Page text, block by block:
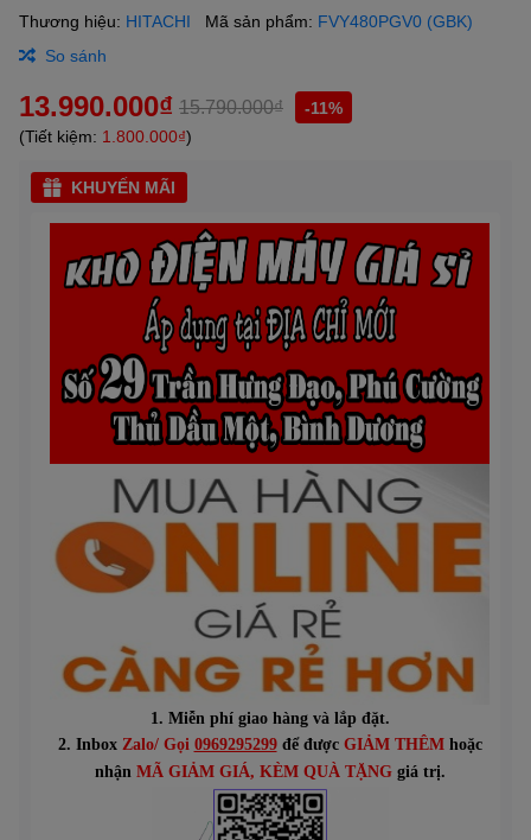
Thương hiệu: HITACHI Mã sản phẩm: FVY480PGV0 (GBK)
So sánh
13.990.000₫ 15.790.000₫
-11%
(Tiết kiệm: 1.800.000₫)
KHUYẾN MÃI
1. Miễn phí giao hàng và lắp đặt.
2. Inbox Zalo/ Gọi 0969295299để được GIẢM THÊMhoặc
nhận MÃ GIẢM GIÁ, KÈM QUÀ TẶNGgiá trị.